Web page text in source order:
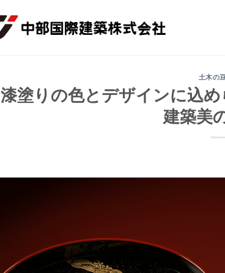
土木の
漆塗りの色とデザインに込
建築美